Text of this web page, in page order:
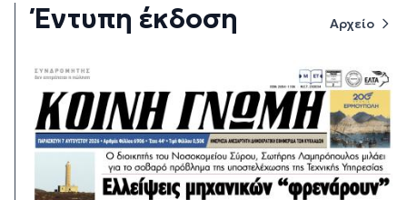
Έντυπη έκδοση Αρχείο